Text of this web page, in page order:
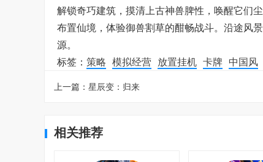
解锁奇巧建筑，摸清上古神兽脾性，唤醒它们
布置仙境，体验御兽割草的酣畅战斗。沿途风
源。
标签： 策略 模拟经营 放置挂机 卡牌 中国风
上一篇： 星辰变：归来
相关推荐